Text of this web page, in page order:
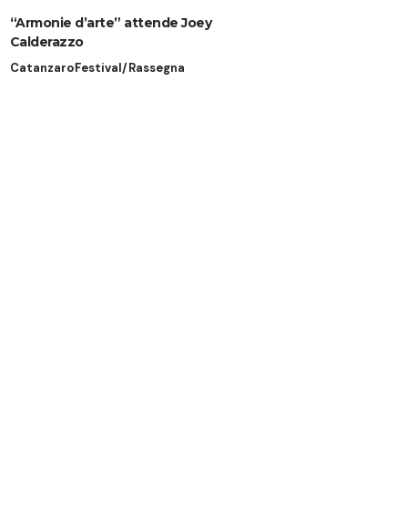
“Armonie d’arte” attende Joey
Calderazzo
CatanzaroFestival/Rassegna